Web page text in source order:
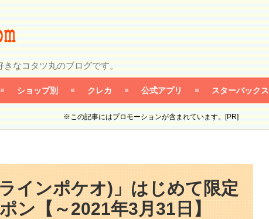
なコタツ丸のブログです。
ショップ別 クレカ 公式アプリ スターバックス
※この記事にはプロモーションが含まれています。[PR]
インポケオ)」はじめて限定
ン【～2021年3月31日】